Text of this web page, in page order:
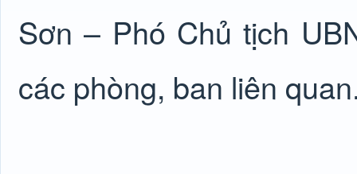
Sơn – Phó Chủ tịch
các phòng, ban liên